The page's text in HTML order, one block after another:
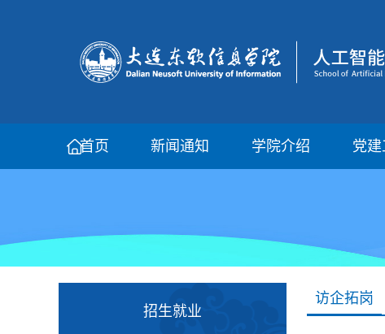
首页 新闻通知 学院介绍 党
招生就业
访企拓岗